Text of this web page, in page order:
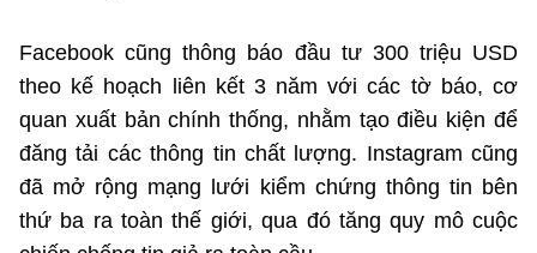
Facebook cũng thông báo đầu tư 300 triệu USD
theo kế hoạch liên kết 3 năm với các tờ báo, cơ
quan xuất bản chính thống, nhằm tạo điều kiện để
đăng tải các thông tin chất lượng. Instagram cũng
đã mở rộng mạng lưới kiểm chứng thông tin bên
thứ ba ra toàn thế giới, qua đó tăng quy mô cuộc